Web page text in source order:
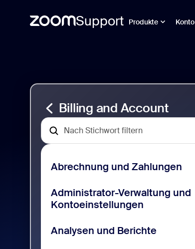
Support Produkte Konto
Abrechnung
Billing and Account
Abrechnung und Zahlungen
Administrator-Verwaltung und
Kontoeinstellungen
Analysen und Berichte